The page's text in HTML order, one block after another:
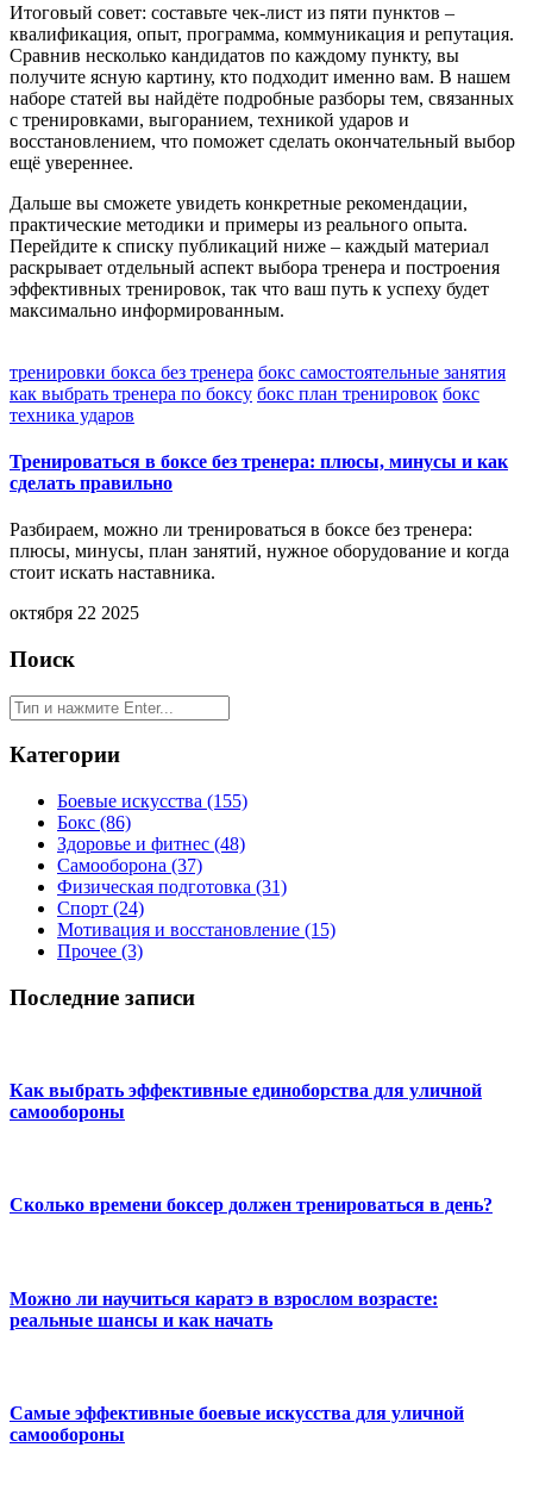
Итоговый совет: составьте чек‑лист из пяти пунктов –
квалификация, опыт, программа, коммуникация и репутация.
Сравнив несколько кандидатов по каждому пункту, вы
получите ясную картину, кто подходит именно вам. В нашем
наборе статей вы найдёте подробные разборы тем, связанных
с тренировками, выгоранием, техникой ударов и
восстановлением, что поможет сделать окончательный выбор
ещё увереннее.
Дальше вы сможете увидеть конкретные рекомендации,
практические методики и примеры из реального опыта.
Перейдите к списку публикаций ниже – каждый материал
раскрывает отдельный аспект выбора тренера и построения
эффективных тренировок, так что ваш путь к успеху будет
максимально информированным.
тренировки бокса без тренера бокс самостоятельные занятия
как выбрать тренера по боксу бокс план тренировок бокс
техника ударов
Тренироваться в боксе без тренера: плюсы, минусы и как
сделать правильно
Разбираем, можно ли тренироваться в боксе без тренера:
плюсы, минусы, план занятий, нужное оборудование и когда
стоит искать наставника.
октября 22 2025
Поиск
Категории
Боевые искусства (155)
Бокс (86)
Здоровье и фитнес (48)
Самооборона (37)
Физическая подготовка (31)
Спорт (24)
Мотивация и восстановление (15)
Прочее (3)
Последние записи
Как выбрать эффективные единоборства для уличной
самообороны
Сколько времени боксер должен тренироваться в день?
Можно ли научиться каратэ в взрослом возрасте:
реальные шансы и как начать
Самые эффективные боевые искусства для уличной
самообороны